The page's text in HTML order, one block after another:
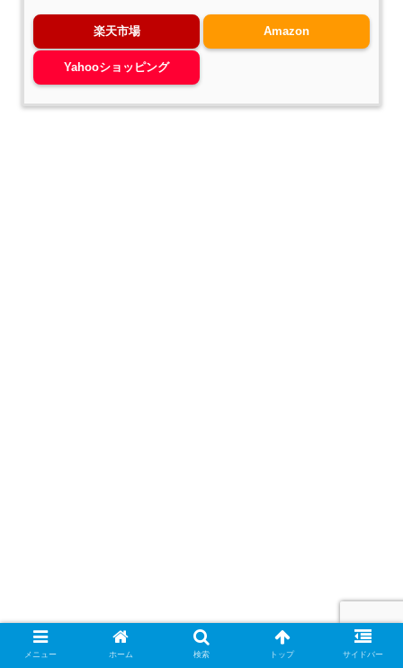
楽天市場 Amazon
Yahooショッピング
メニュー ホーム 検索 トップ サイドバー